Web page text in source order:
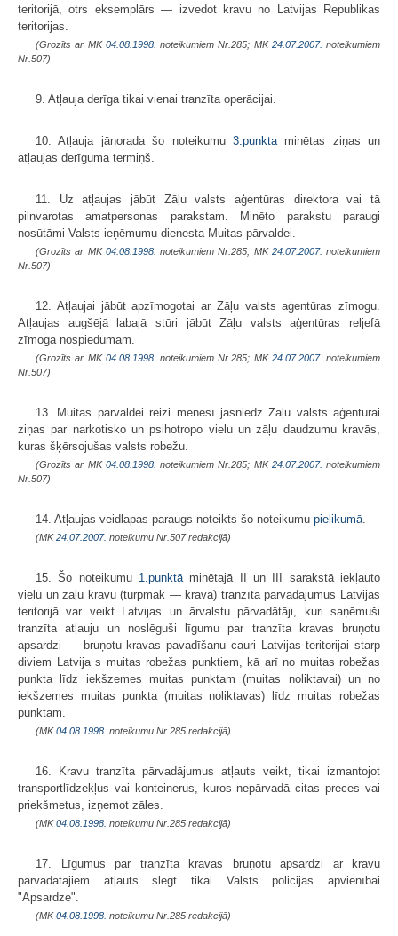
teritorijā, otrs eksemplārs — izvedot kravu no Latvijas Republikas
teritorijas.
(Grozīts ar MK 04.08.1998. noteikumiem Nr.285; MK 24.07.2007. noteikumiem
Nr.507)
9. Atļauja derīga tikai vienai tranzīta operācijai.
10. Atļauja jānorada šo noteikumu 3.punktaminētas ziņas un
atļaujas derīguma termiņš.
11. Uz atļaujas jābūt Zāļu valsts aģentūras direktora vai tā
pilnvarotas amatpersonas parakstam. Minēto parakstu paraugi
nosūtāmi Valsts ieņēmumu dienesta Muitas pārvaldei.
(Grozīts ar MK 04.08.1998. noteikumiem Nr.285; MK 24.07.2007. noteikumiem
Nr.507)
12. Atļaujai jābūt apzīmogotai ar Zāļu valsts aģentūras zīmogu.
Atļaujas augšējā labajā stūri jābūt Zāļu valsts aģentūras reljefā
zīmoga nospiedumam.
(Grozīts ar MK 04.08.1998. noteikumiem Nr.285; MK 24.07.2007. noteikumiem
Nr.507)
13. Muitas pārvaldei reizi mēnesī jāsniedz Zāļu valsts aģentūrai
ziņas par narkotisko un psihotropo vielu un zāļu daudzumu kravās,
kuras šķērsojušas valsts robežu.
(Grozīts ar MK 04.08.1998. noteikumiem Nr.285; MK 24.07.2007. noteikumiem
Nr.507)
14. Atļaujas veidlapas paraugs noteikts šo noteikumu pielikumā
(MK24.07.2007. noteikumu Nr.507 redakcijā)
15. Šo noteikumu 1.punktā minētajā II un III sarakstā iekļauto
vielu un zāļu kravu (turpmāk — krava) tranzīta pārvadājumus Latvijas
teritorijā var veikt Latvijas un ārvalstu pārvadātāji, kuri saņēmuši
tranzīta atļauju un noslēguši līgumu par tranzīta kravas bruņotu
apsardzi — bruņotu kravas pavadīšanu cauri Latvijas teritorijai starp
diviem Latvija s muitas robežas punktiem, kā arī no muitas robežas
punkta līdz iekšzemes muitas punktam (muitas noliktavai) un no
iekšzemes muitas punkta (muitas noliktavas) līdz muitas robežas
punktam.
(MK04.08.1998. noteikumu Nr.285 redakcijā)
16. Kravu tranzīta pārvadājumus atļauts veikt, tikai izmantojot
transportlīdzekļus vai konteinerus, kuros nepārvadā citas preces vai
priekšmetus, izņemot zāles.
(MK04.08.1998. noteikumu Nr.285 redakcijā)
17. Līgumus par tranzīta kravas bruņotu apsardzi ar kravu
pārvadātājiem atļauts slēgt tikai Valsts policijas apvienībai
"Apsardze".
(MK04.08.1998. noteikumu Nr.285 redakcijā)